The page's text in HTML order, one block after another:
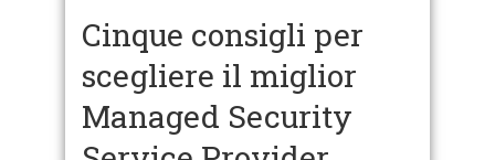
Cinque consigli per
scegliere il miglior
Managed Security